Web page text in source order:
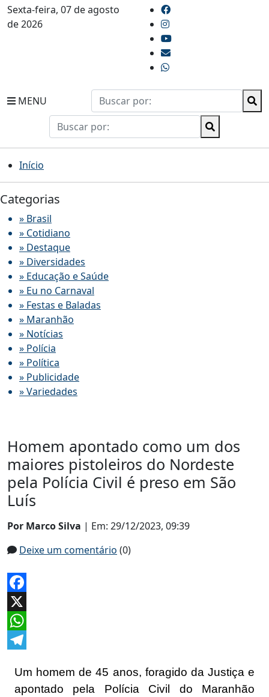
Sexta-feira, 07 de agosto
de 2026
MENU
Início
Categorias
» Brasil
» Cotidiano
» Destaque
» Diversidades
» Educação e Saúde
» Eu no Carnaval
» Festas e Baladas
» Maranhão
» Notícias
» Polícia
» Política
» Publicidade
» Variedades
Homem apontado como um dos
maiores pistoleiros do Nordeste
pela Polícia Civil é preso em São
Luís
Por Marco Silva | Em: 29/12/2023, 09:39
Deixe um comentário (0)
Facebook
X
WhatsApp
Um homem de 45 anos, foragido da Justiça e
apontado pela Polícia Civil do Maranhão